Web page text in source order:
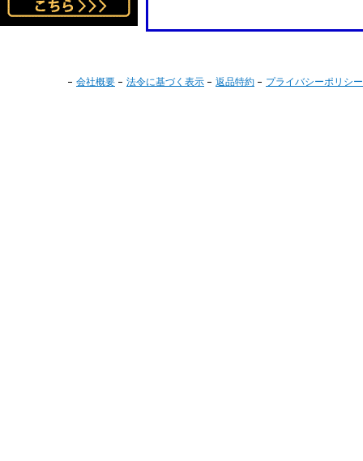
会社概要 法令に基づく表示 返品特約 プライバシーポリシー